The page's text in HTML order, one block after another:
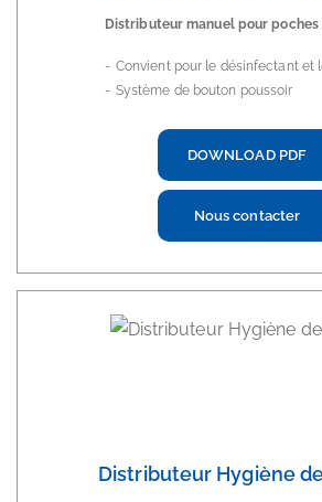
Distributeur manuel pour poches
Convient pour le désinfectant et
Système de bouton poussoir
DOWNLOAD PDF
Nous contacter
Distributeur Hygiène